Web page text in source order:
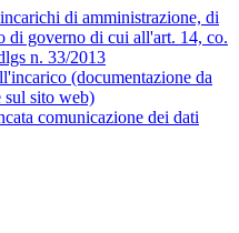
di amministrazione, di
di governo di cui all'art. 14, co.
n. 33/2013
(documentazione da
sul sito web)
comunicazione dei dati